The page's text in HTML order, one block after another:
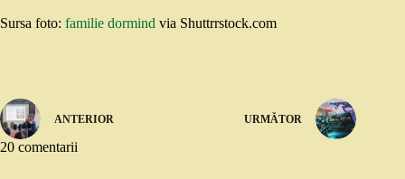
Sursa foto: familie dormind via Shuttrrstock.com
ANTERIOR URMĂTOR
20 comentarii